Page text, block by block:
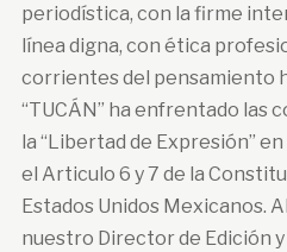
periodística, con la firme
línea digna, con ética
corrientes del pensamiento
“TUCÁN” ha enfrentado las
la “Libertad de Expresión”
el Articulo 6 y 7 de la
Estados Unidos Mexicanos.
nuestro Director de Edición y